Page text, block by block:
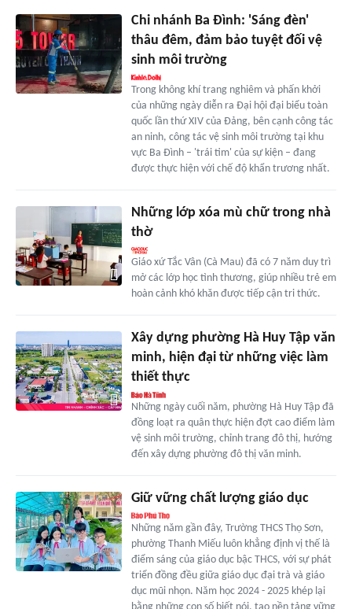
Chi nhánh Ba Đình: 'Sáng đèn'
thâu đêm, đảm bảo tuyệt đối vệ
sinh môi trường
Trong không khí trang nghiêm và phấn khởi
của những ngày diễn ra Đại hội đại biểu toàn
quốc lần thứ XIV của Đảng, bên cạnh công tác
an ninh, công tác vệ sinh môi trường tại khu
vực Ba Đình – 'trái tim' của sự kiện – đang
được thực hiện với chế độ khẩn trương nhất.
Những lớp xóa mù chữ trong nhà
thờ
Giáo xứ Tắc Vân (Cà Mau) đã có 7 năm duy trì
mở các lớp học tình thương, giúp nhiều trẻ em
hoàn cảnh khó khăn được tiếp cận tri thức.
Xây dựng phường Hà Huy Tập văn
minh, hiện đại từ những việc làm
thiết thực
Những ngày cuối năm, phường Hà Huy Tập đã
đồng loạt ra quân thực hiện đợt cao điểm làm
vệ sinh môi trường, chỉnh trang đô thị, hướng
đến xây dựng phường đô thị văn minh.
Giữ vững chất lượng giáo dục
Những năm gần đây, Trường THCS Thọ Sơn,
phường Thanh Miếu luôn khẳng định vị thế là
điểm sáng của giáo dục bậc THCS, với sự phát
triển đồng đều giữa giáo dục đại trà và giáo
dục mũi nhọn. Năm học 2024 - 2025 khép lại